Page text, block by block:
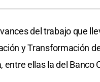
del trabajo que
y Transformación
ellas la del Banco